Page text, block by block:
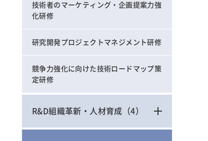
技術者のマーケティング・企画提案力強
化研修
研究開発プロジェクトマネジメント研修
競争力強化に向けた技術ロードマップ策
定研修
R&D組織革新・人材育成 （4）